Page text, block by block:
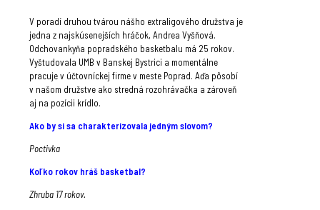
V poradí druhou tvárou nášho extraligového družstva je
jedna z najskúsenejších hráčok, Andrea Vyšňová.
Odchovankyňa popradského basketbalu má 25 rokov.
Vyštudovala UMB v Banskej Bystrici a momentálne
pracuje v účtovníckej firme v meste Poprad. Aďa pôsobí
v našom družstve ako stredná rozohrávačka a zároveň
aj na pozícii krídlo.
Ako by si sa charakterizovala jedným slovom?
Poctivka
Koľko rokov hráš basketbal?
Zhruba 17 rokov.